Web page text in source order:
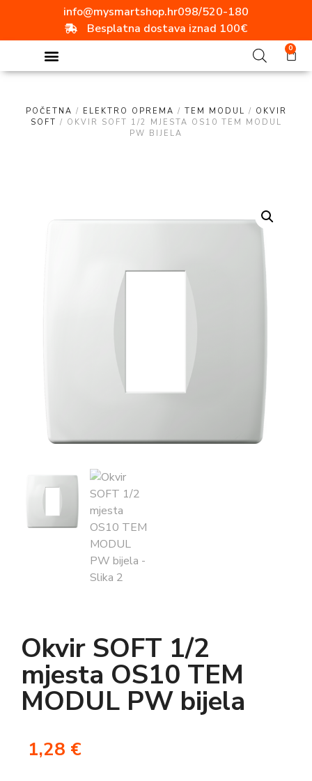
info@mysmartshop.hr098/520-180
Besplatna dostava iznad 100€
0
POČETNA / ELEKTRO OPREMA / TEM MODUL / OKVIR
SOFT / OKVIR SOFT 1/2 MJESTA OS10 TEM MODUL
PW BIJELA
Okvir SOFT 1/2
mjesta OS10 TEM
MODUL PW bijela
1,28 €